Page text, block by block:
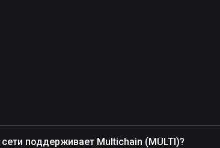
поддерживает Multichain (MULTI)?